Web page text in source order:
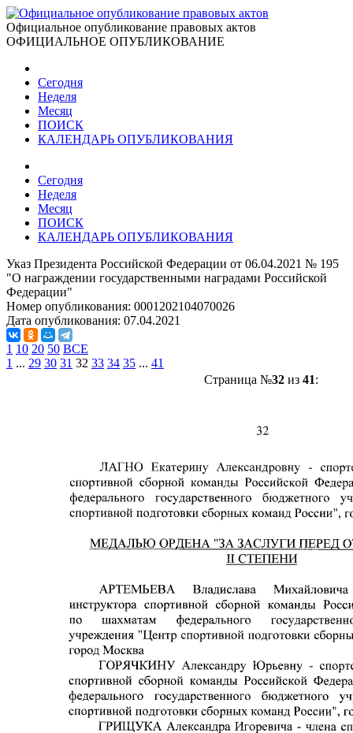
Официальное опубликование правовых актов
ОФИЦИАЛЬНОЕ ОПУБЛИКОВАНИЕ
Сегодня
Неделя
Месяц
ПОИСК
КАЛЕНДАРЬ ОПУБЛИКОВАНИЯ
Сегодня
Неделя
Месяц
ПОИСК
КАЛЕНДАРЬ ОПУБЛИКОВАНИЯ
Указ Президента Российской Федерации от 06.04.2021 № 195
"О награждении государственными наградами Российской
Федерации"
Номер опубликования: 0001202104070026
Дата опубликования: 07.04.2021
1 10 20 50 ВСЕ
1 ... 29 30 31 32 33 34 35 ... 41
Страница №32из 41: